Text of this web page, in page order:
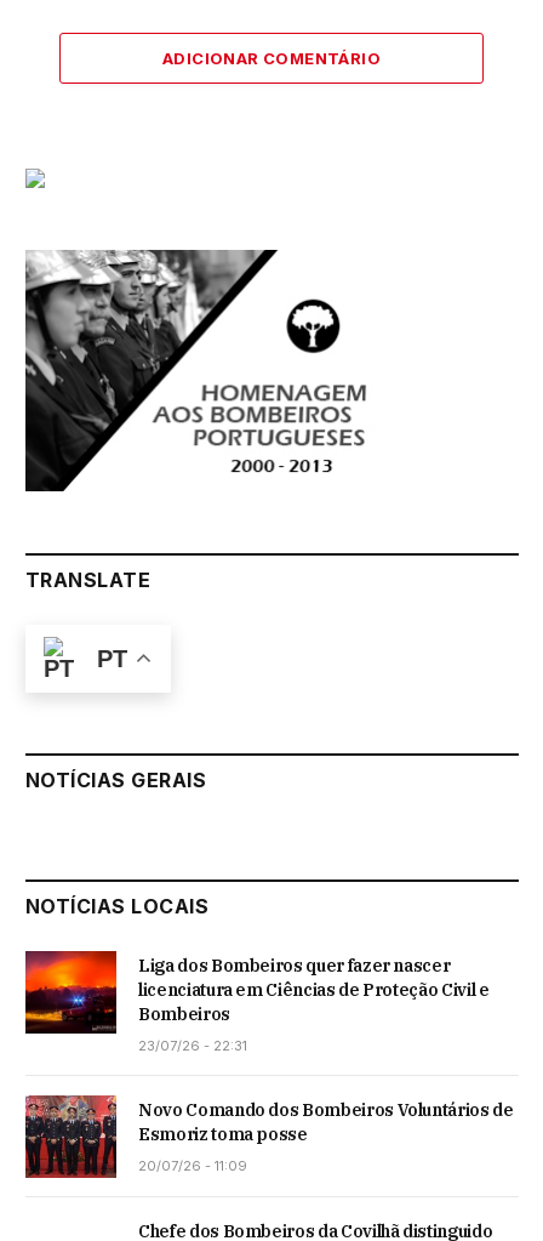
ADICIONAR COMENTÁRIO
TRANSLATE
PT
NOTÍCIAS GERAIS
NOTÍCIAS LOCAIS
Liga dos Bombeiros quer fazer nascer
licenciatura em Ciências de Proteção Civil e
Bombeiros
23/07/26 - 22:31
Novo Comando dos Bombeiros Voluntários de
Esmoriz toma posse
20/07/26 - 11:09
Chefe dos Bombeiros da Covilhã distinguido